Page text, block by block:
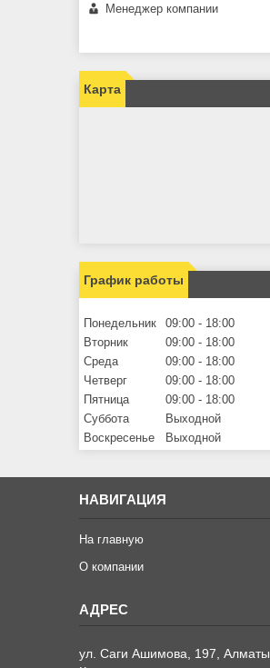
Менеджер компании
Карта
График работы
Понедельник 09:00
18:00
Вторник
09:00
18:00
Среда
09:00
18:00
Четверг
09:00
18:00
Пятница
09:00
18:00
Суббота
Выходной
Воскресенье
Выходной
НАВИГАЦИЯ
На главную
О компании
ул. Саги Ашимова, 197, Алматы,